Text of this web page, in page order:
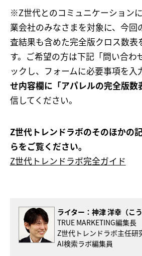
※Z世代とのコミュニケーション
業会社のみなさまを対象に、今回
査結果も含めた完全版クロス数表
す。ご希望の方は下記「問い合わ
ックし、フォームに必要事項を入
せ内容欄に「アパレルの完全版数
信してください。
Z世代トレンドラボのそのほかの
らをご覧ください。
Z世代トレンドラボ完全ガイド
ライター： 神津 洋幸（こ
TRUE MARKETING編集長
Z世代トレンドラボ主任研
AI検索ラボ編集員